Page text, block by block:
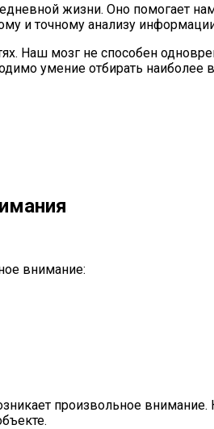
жизни. Оно помогает
и точному анализу
Наш мозг не способен
умение отбирать
внимание:
произвольное